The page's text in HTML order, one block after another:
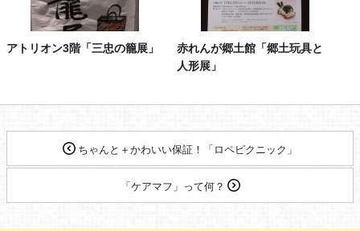
アトリオン3階「三忠の籠展」
赤れんが郷土館「郷土玩具と
人形展」
ちゃんと＋かわいい保証！「ロペピクニック」
「ケアマフ」って何？